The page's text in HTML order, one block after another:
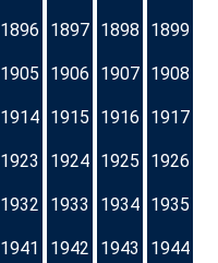
1896 1897 1898 1899
1905 1906 1907 1908
1914 1915 1916 1917
1923 1924 1925 1926
1932 1933 1934 1935
1941 1942 1943 1944